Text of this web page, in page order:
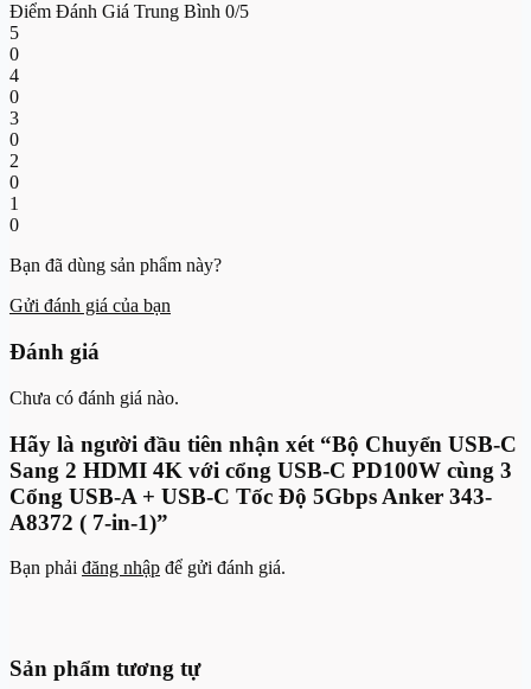
Điểm Đánh Giá Trung Bình 0/5
5
0
4
0
3
0
2
0
1
0
Bạn đã dùng sản phẩm này?
Gửi đánh giá của bạn
Đánh giá
Chưa có đánh giá nào.
Hãy là người đầu tiên nhận xét “Bộ Chuyển USB-C
Sang 2 HDMI 4K với cổng USB-C PD100W cùng 3
Cổng USB-A + USB-C Tốc Độ 5Gbps Anker 343-
A8372 ( 7-in-1)”
Bạn phải đăng nhập để gửi đánh giá.
Sản phẩm tương tự